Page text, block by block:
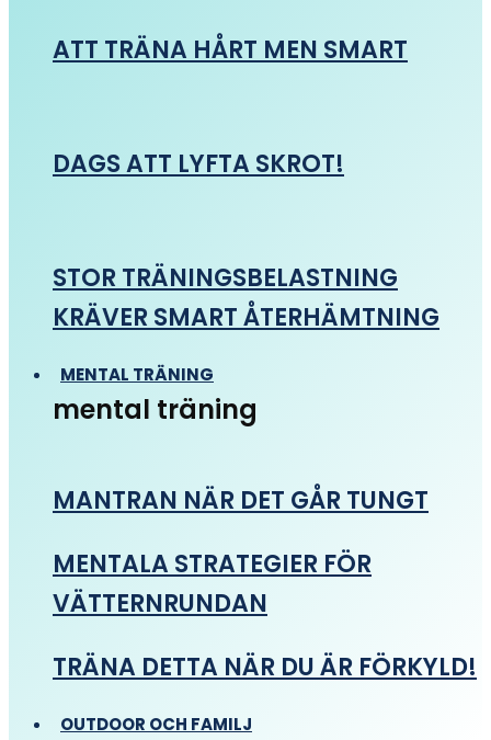
ATT TRÄNA HÅRT MEN SMART
DAGS ATT LYFTA SKROT!
STOR TRÄNINGSBELASTNING
KRÄVER SMART ÅTERHÄMTNING
MENTAL TRÄNING
mental träning
MANTRAN NÄR DET GÅR TUNGT
MENTALA STRATEGIER FÖR
VÄTTERNRUNDAN
TRÄNA DETTA NÄR DU ÄR FÖRKYLD!
OUTDOOR OCH FAMILJ